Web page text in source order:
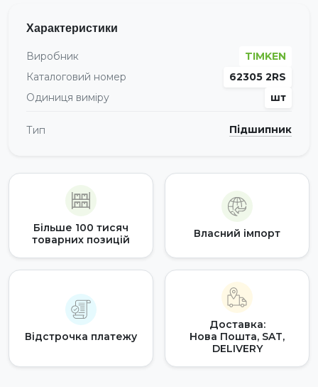
Характеристики
Виробник
TIMKEN
Каталоговий номер
62305 2RS
Одиниця виміру
шт
Тип Підшипник
Більше 100 тисяч
товарних позицій
Власний імпорт
Відстрочка платежу
Доставка:
Нова Пошта, SAT,
DELIVERY